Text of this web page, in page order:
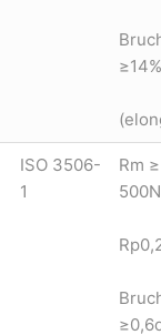
≥14%
ISO 3506-
1
Rm ≥